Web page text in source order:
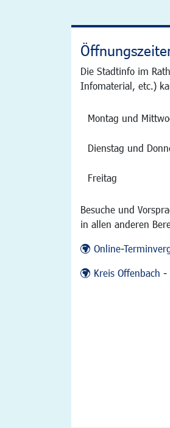
Die Stadtinfo im
Infomaterial, etc.)
Montag und
Dienstag und
Freitag
Besuche und
in allen anderen
Online-
Kreis Offenbach